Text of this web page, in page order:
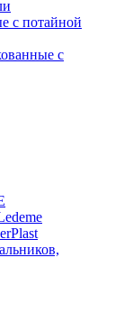
с потайной
с